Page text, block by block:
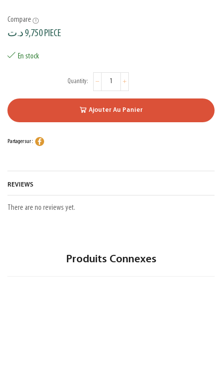
Compare
9,750د.ت PIECE
En stock
Ajouter Au Panier
Partager sur :
REVIEWS
There are no reviews yet.
Produits Connexes